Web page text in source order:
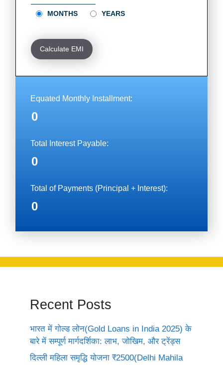
MONTHS YEARS
Calculate EMI
Equated Monthly Installment:
0
Total Interest Payable:
0
Total of Payments (Principal + Interest):
0
Recent Posts
भारत में गोल्ड लोन(Gold Loans in India 2025) के
बारे में सम्पूर्ण मार्गदर्शिका: लाभ, जोखिम, और ट्रेंड्स
दिल्ली महिला समृद्धि योजना ₹2500(Delhi Mahila